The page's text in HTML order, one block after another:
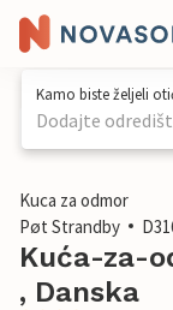
Kamo biste željeli
Dodajte
1 / 26
Kuca za odmor
Pøt Strandby
Kuća-za-
, Danska